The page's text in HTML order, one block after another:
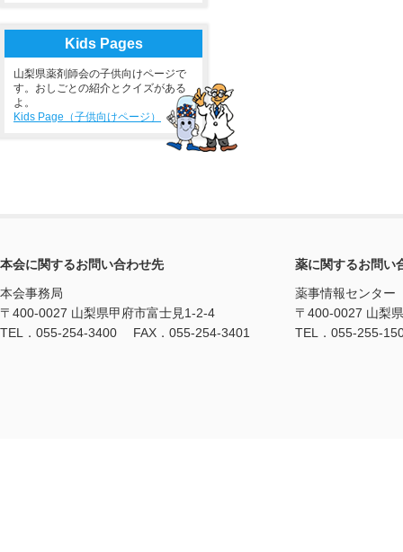
Kids Pages
山梨県薬剤師会の子供向けページで
す。おしごとの紹介とクイズがある
よ。
Kids Page（子供向けページ）
本会に関するお問い合わせ先
本会事務局
〒400-0027 山梨県甲府市富士見1-2-4
TEL．055-254-3400 FAX．055-254-3401
薬に関するお問い
薬事情報センター
〒400-0027 山梨
TEL．055-255-